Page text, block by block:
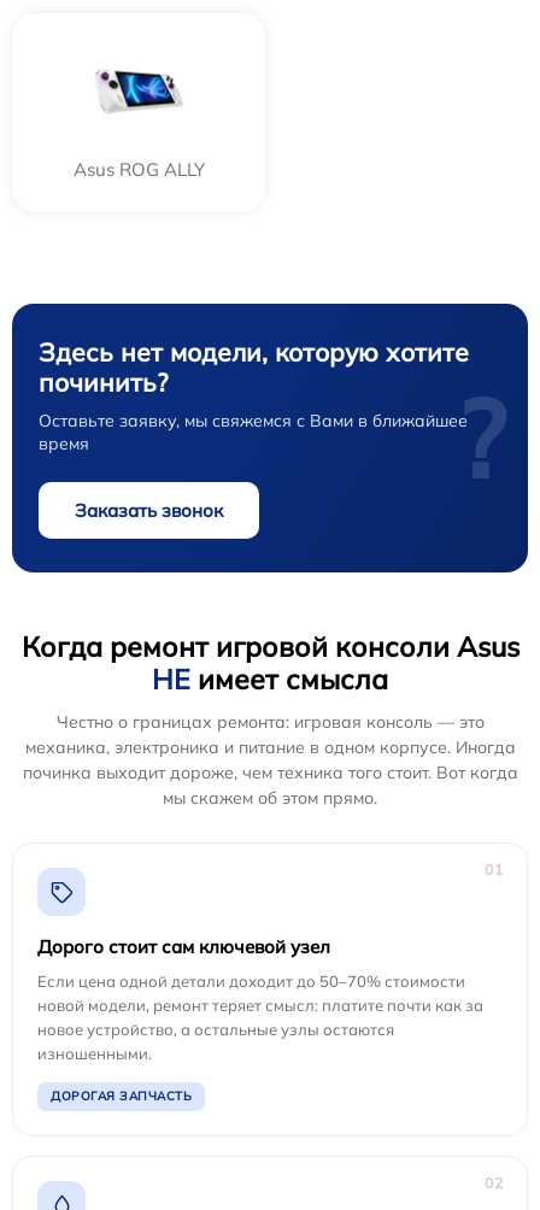
Asus ROG ALLY
Здесь нет модели, которую хотите
починить?
Оставьте заявку, мы свяжемся с Вами в ближайшее
время
Заказать звонок
?
Когда ремонт игровой консоли Asus
НЕ имеет смысла
Честно о границах ремонта: игровая консоль — это
механика, электроника и питание в одном корпусе. Иногда
починка выходит дороже, чем техника того стоит. Вот когда
мы скажем об этом прямо.
01
Дорого стоит сам ключевой узел
Если цена одной детали доходит до 50–70% стоимости
новой модели, ремонт теряет смысл: платите почти как за
новое устройство, а остальные узлы остаются
изношенными.
ДОРОГАЯ ЗАПЧАСТЬ
02